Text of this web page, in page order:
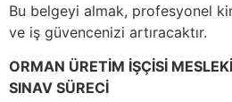
Bu belgeyi almak, profesyonel
ve iş güvencenizi artıracaktır.
ORMAN ÜRETİM İŞÇİSİ
SINAV SÜRECİ